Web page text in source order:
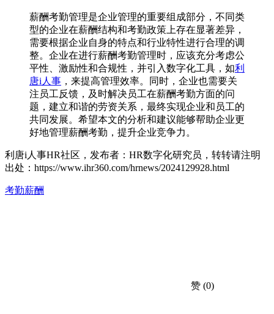
薪酬考勤管理是企业管理的重要组成部分，不同类
型的企业在薪酬结构和考勤政策上存在显著差异，
需要根据企业自身的特点和行业特性进行合理的调
整。企业在进行薪酬考勤管理时，应该充分考虑公
平性、激励性和合规性，并引入数字化工具，如利
唐i人事 ，来提高管理效率。同时，企业也需要关
注员工反馈，及时解决员工在薪酬考勤方面的问
题，建立和谐的劳资关系，最终实现企业和员工的
共同发展。希望本文的分析和建议能够帮助企业更
好地管理薪酬考勤，提升企业竞争力。
利唐i人事HR社区，发布者：HR数字化研究员，转转请注明
出处： https://www.ihr360.com/hrnews/2024129928.html
考勤薪酬
赞 (0)